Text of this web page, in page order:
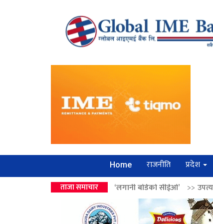
Home राजनीति प्रदेश
ताजा समाचार
उपहार ‘लगानी बोर्डको सीईओ’ >>उपत्यकामा श्रृंखलाबद्ध